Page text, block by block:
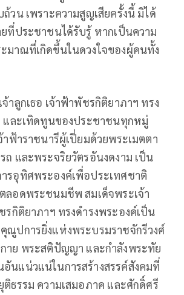
วน เพราะความสูญเสียครั้งนี้ มิได้
ยที่ประชาชนได้รับรู้ หากเป็นความ
มาณที่เกิดขึ้นในดวงใจของผู้คนทั้ง
าลูกเธอ เจ้าฟ้าพัชรกิติยาภาฯ ทรง
และเทิดทูนของประชาชนทุกหมู่
าฟ้าราชนารีผู้เปี่ยมด้วยพระเมตตา
ถ และพระจริยวัตรอันงดงาม เป็น
รอุทิศพระองค์เพื่อประเทศชาติ
ลอดพระชนมชีพ สมเด็จพระเจ้า
รกิติยาภาฯ ทรงดำรงพระองค์เป็น
ณูปการยิ่งแห่งพระบรมราชจักรีวงศ์
าย พระสติปัญญา และกำลังพระทัย
นแน่วแน่ในการสร้างสรรค์สังคมที่
ติธรรม ความเสมอภาค และศักดิ์ศรี